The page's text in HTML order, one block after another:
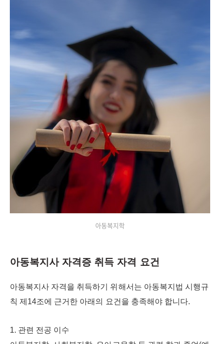
아동복지학
아동복지사 자격증 취득 자격 요건
아동복지사 자격을 취득하기 위해서는 아동복지법 시행규
칙 제14조에 근거한 아래의 요건을 충족해야 합니다.
1. 관련 전공 이수